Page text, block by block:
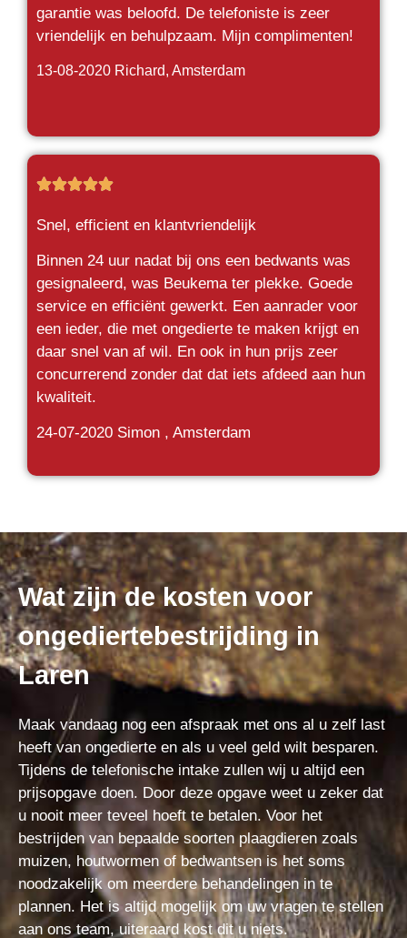
garantie was beloofd. De telefoniste is zeer
vriendelijk en behulpzaam. Mijn complimenten!
13-08-2020 Richard, Amsterdam

Snel, efficient en klantvriendelijk
Binnen 24 uur nadat bij ons een bedwants was
gesignaleerd, was Beukema ter plekke. Goede
service en efficiënt gewerkt. Een aanrader voor
een ieder, die met ongedierte te maken krijgt en
daar snel van af wil. En ook in hun prijs zeer
concurrerend zonder dat dat iets afdeed aan hun
kwaliteit.
24-07-2020 Simon , Amsterdam
Wat zijn de kosten voor
ongediertebestrijding in
Laren
Maak vandaag nog een afspraak met ons al u zelf last
heeft van ongedierte en als u veel geld wilt besparen.
Tijdens de telefonische intake zullen wij u altijd een
prijsopgave doen. Door deze opgave weet u zeker dat
u nooit meer teveel hoeft te betalen. Voor het
bestrijden van bepaalde soorten plaagdieren zoals
muizen, houtwormen of bedwantsen is het soms
noodzakelijk om meerdere behandelingen in te
plannen. Het is altijd mogelijk om uw vragen te stellen
aan ons team, uiteraard kost dit u niets.